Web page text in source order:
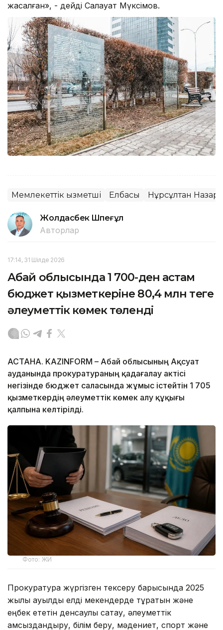
жасалған», - дейді Салауат Мүксімов.
Мемлекеттік қызметші Елбасы Нұрсұлтан
Жолдасбек Шөпеғұл
Авторлар
17:14, 31 Шілде 2026
Абай облысында 1 700-ден астам
бюджет қызметкеріне 80,4 млн теңге
әлеуметтік көмек төленді
АСТАНА. KAZINFORM – Абай облысының Ақсуат
ауданында прокуратураның қадағалау актісі
негізінде бюджет саласында жұмыс істейтін 1 705
қызметкердің әлеуметтік көмек алу құқығы
қалпына келтірілді.
Фото: ЖИ
Прокуратура жүргізген тексеру барысында 2025
жылы ауылдық елді мекендерде тұратын және
еңбек ететін денсаулық сақтау, әлеуметтік
қамсыздандыру, білім беру, мәдениет, спорт және